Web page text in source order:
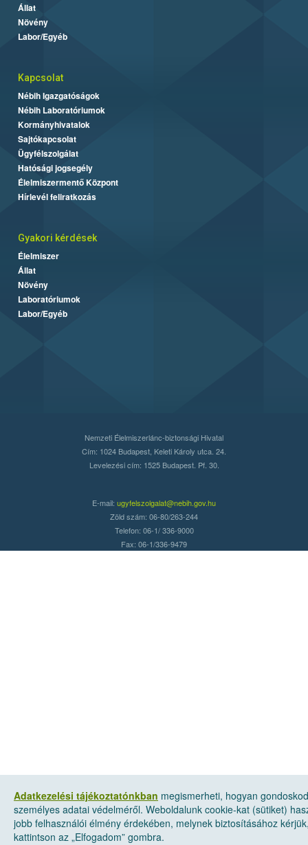
Adatkezelési tájékoztatónkban megismerheti, hogyan
személyes adatai védelméről. Weboldalunk cookie-kat (sütiket)
jobb felhasználói élmény érdekében, melynek biztosításához
kattintson az „Elfogadom” gombra.
Állat
Növény
Labor/Egyéb
Kapcsolat
Nébih Igazgatóságok
Nébih Laboratóriumok
Kormányhivatalok
Sajtókapcsolat
Ügyfélszolgálat
Hatósági jogsegély
Élelmiszermentő Központ
Hírlevél feliratkozás
Gyakori kérdések
Élelmiszer
Állat
Növény
Laboratóriumok
Labor/Egyéb
Nemzeti Élelmiszerlánc-biztonsági Hivatal
Cím: 1024 Budapest, Keleti Károly utca. 24.
Levelezési cím: 1525 Budapest. Pf. 30.
E-mail: ugyfelszolgalat@nebih.gov.hu
Zöld szám: 06-80/263-244
Telefon: 06-1/ 336-9000
Fax: 06-1/336-9479